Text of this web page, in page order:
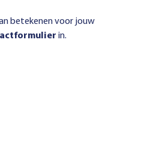
betekenen voor jouw
in.